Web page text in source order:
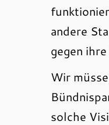
andere
gegen
Wir
solche